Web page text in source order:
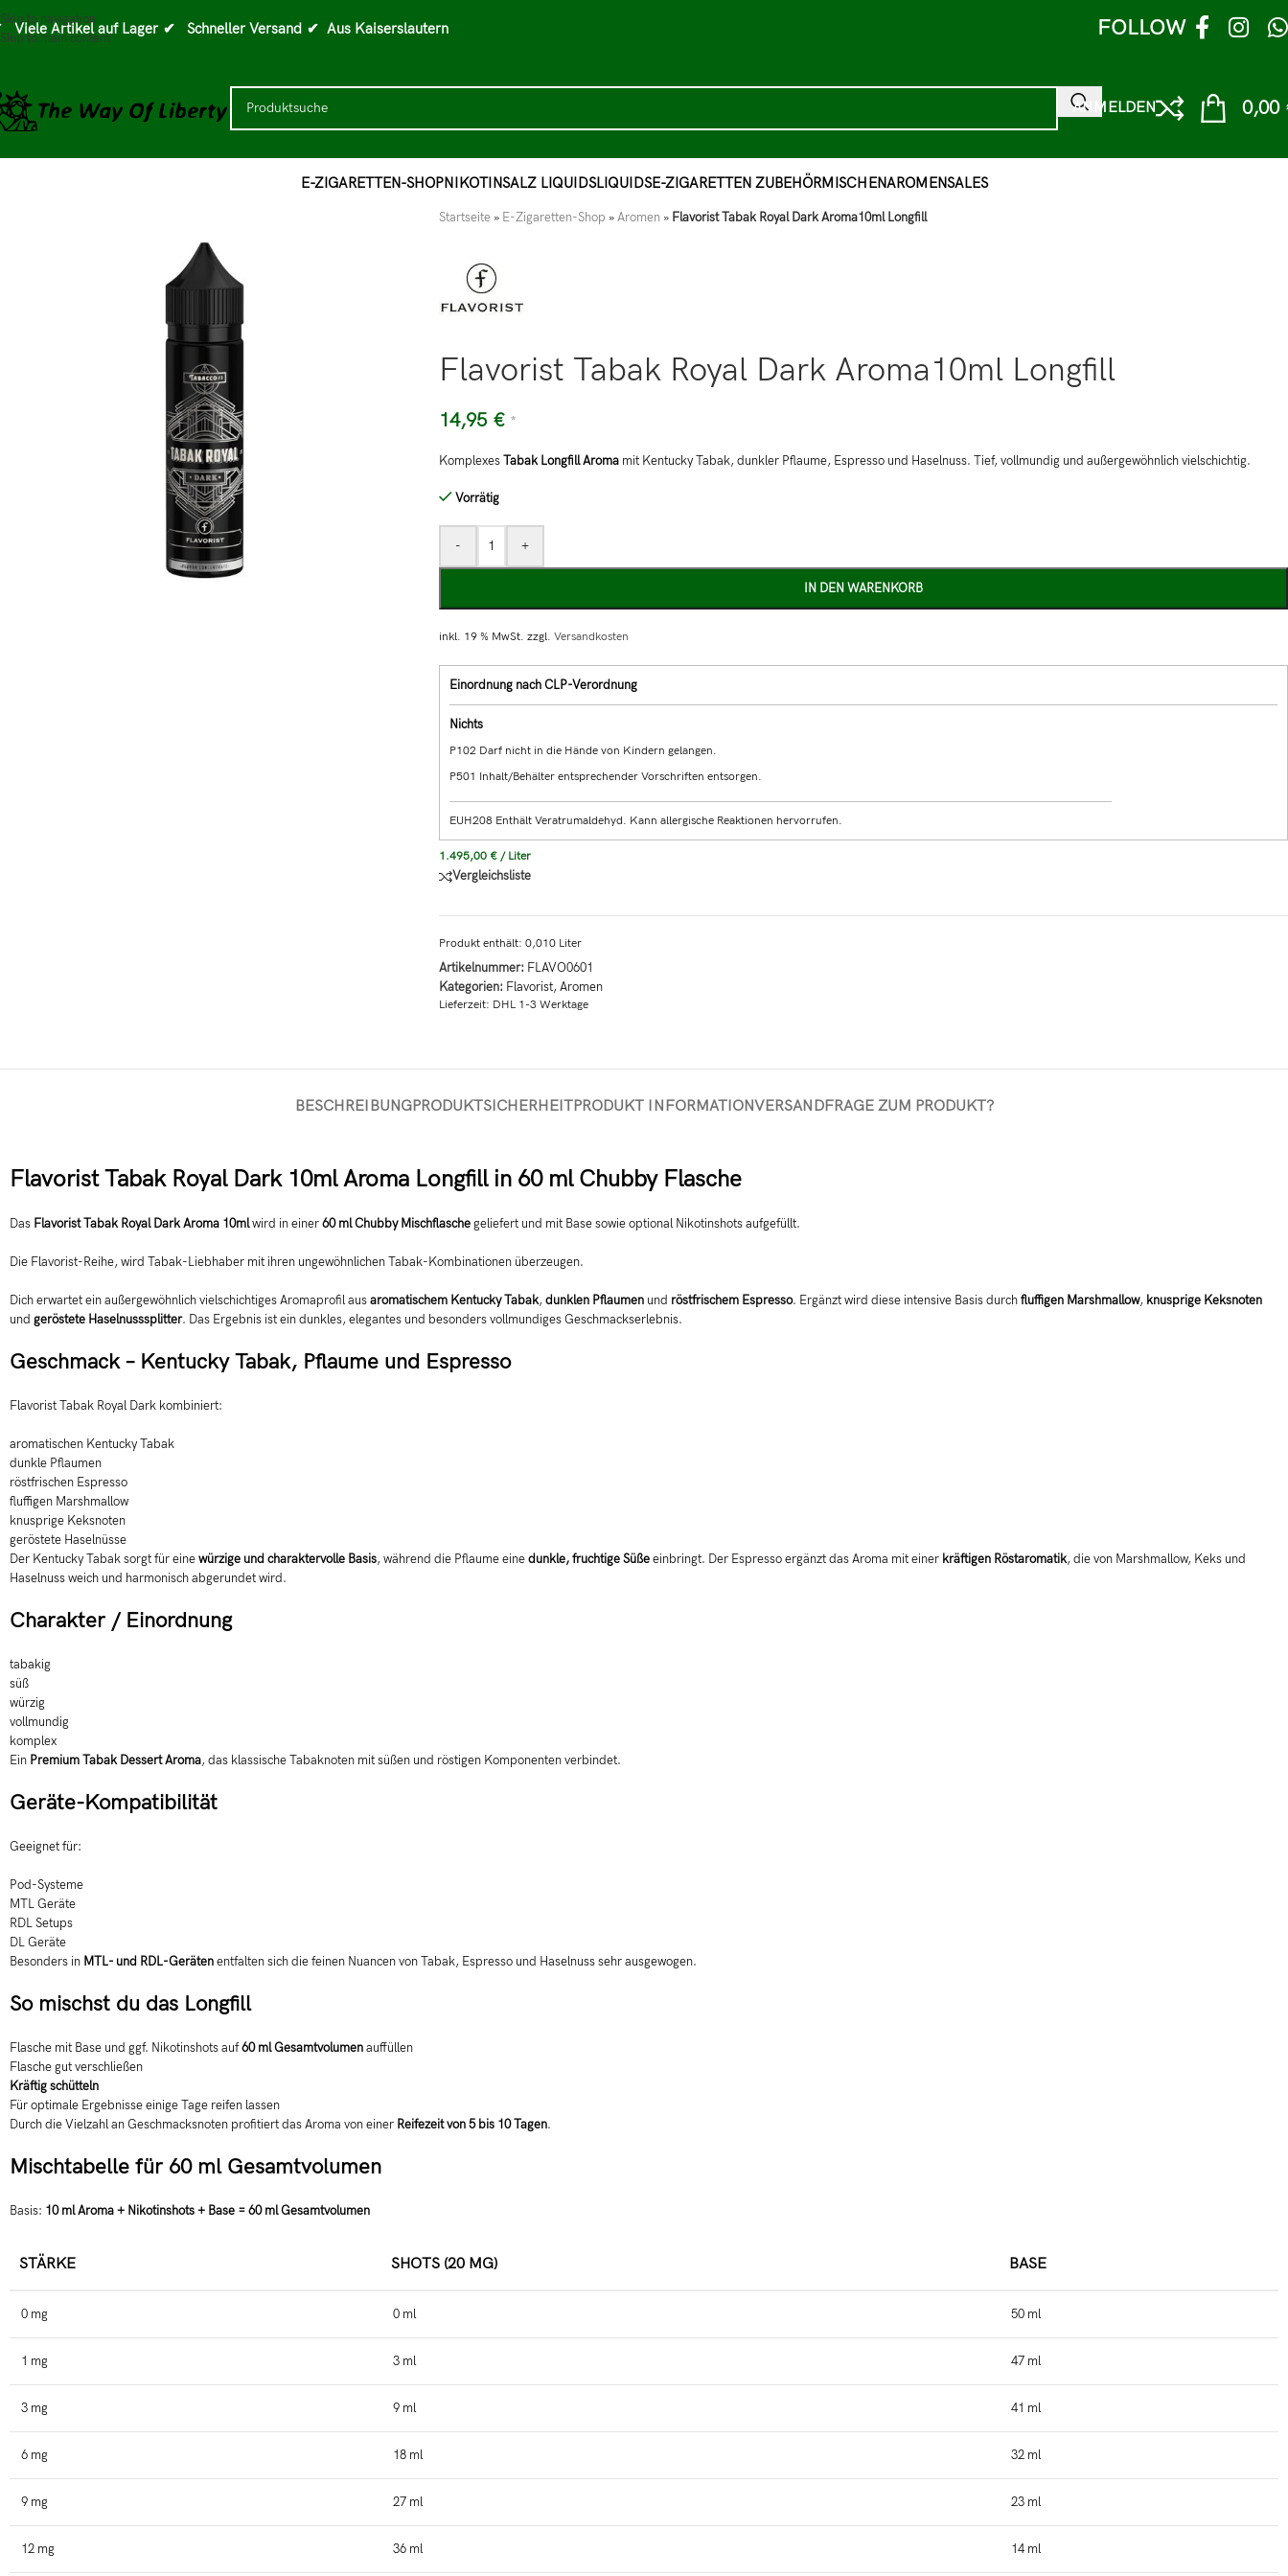
Skip to navigation
Skip to main content
Viele Artikel auf Lager ✔ Schneller Versand ✔ Aus Kaiserslautern FOLLOW
ANMELDEN 0,00
E-ZIGARETTEN-SHOPNIKOTINSALZ LIQUIDSLIQUIDSE-ZIGARETTEN ZUBEHÖRMISCHENAROMENSALES
Startseite » E-Zigaretten-Shop »Aromen » Flavorist Tabak Royal Dark Aroma10ml Longfill
Flavorist Tabak Royal Dark Aroma10ml Longfill
14,95 € *
KomplexesTabak Longfill Aroma mit Kentucky Tabak, dunkler Pflaume, Espresso und Haselnuss. Tief, vollmundig und außergewöhnlich vielschichtig.
Vorrätig
- +
IN DEN WARENKORB
inkl. 19 % MwSt. zzgl. Versandkosten
Einordnung nach CLP-Verordnung
Nichts
P102 Darf nicht in die Hände von Kindern gelangen.
P501 Inhalt/Behälter entsprechender Vorschriften entsorgen.
EUH208 Enthält Veratrumaldehyd. Kann allergische Reaktionen hervorrufen.
1.495,00 € / Liter
Vergleichsliste
Produkt enthält: 0,010 Liter
Artikelnummer: FLAVO0601
Kategorien: Flavorist,Aromen
Lieferzeit: DHL 1-3 Werktage
BESCHREIBUNGPRODUKTSICHERHEITPRODUKT INFORMATIONVERSANDFRAGE ZUM PRODUKT?
Flavorist Tabak Royal Dark 10ml Aroma Longfill in 60 ml Chubby Flasche
Das Flavorist Tabak Royal Dark Aroma 10mlwird in einer60 ml Chubby Mischflaschegeliefert und mit Base sowie optional Nikotinshots aufgefüllt.
Die Flavorist-Reihe, wird Tabak-Liebhaber mit ihren ungewöhnlichen Tabak-Kombinationen überzeugen.
Dich erwartet ein außergewöhnlich vielschichtiges Aromaprofil ausaromatischem Kentucky Tabak,dunklen Pflaumen und röstfrischem Espresso. Ergänzt wird diese intensive Basis durchfluffigen Marshmallow, knusprige Keksnoten
und geröstete Haselnusssplitter. Das Ergebnis ist ein dunkles, elegantes und besonders vollmundiges Geschmackserlebnis.
Geschmack – Kentucky Tabak, Pflaume und Espresso
Flavorist Tabak Royal Dark kombiniert:
aromatischen Kentucky Tabak
dunkle Pflaumen
röstfrischen Espresso
fluffigen Marshmallow
knusprige Keksnoten
geröstete Haselnüsse
Der Kentucky Tabak sorgt für einewürzige und charaktervolle Basis, während die Pflaume einedunkle, fruchtige Süßeeinbringt. Der Espresso ergänzt das Aroma mit einer kräftigen Röstaromatik, die von Marshmallow, Keks und
Haselnuss weich und harmonisch abgerundet wird.
Charakter / Einordnung
tabakig
süß
würzig
vollmundig
komplex
Ein Premium Tabak Dessert Aroma, das klassische Tabaknoten mit süßen und röstigen Komponenten verbindet.
Geräte-Kompatibilität
Geeignet für:
Pod-Systeme
MTL Geräte
RDL Setups
DL Geräte
Besonders in MTL- und RDL-Gerätenentfalten sich die feinen Nuancen von Tabak, Espresso und Haselnuss sehr ausgewogen.
So mischst du das Longfill
Flasche mit Base und ggf. Nikotinshots auf60 ml Gesamtvolumenauffüllen
Flasche gut verschließen
Kräftig schütteln
Für optimale Ergebnisse einige Tage reifen lassen
Durch die Vielzahl an Geschmacksnoten profitiert das Aroma von einer Reifezeit von 5 bis 10 Tagen.
Mischtabelle für 60 ml Gesamtvolumen
Basis: 10 ml Aroma + Nikotinshots + Base = 60 ml Gesamtvolumen
STÄRKE SHOTS (20 MG) BASE
0 mg 0 ml 50 ml
1 mg 3 ml 47 ml
3 mg 9 ml 41 ml
6 mg 18 ml 32 ml
9 mg 27 ml 23 ml
12 mg 36 ml 14 ml